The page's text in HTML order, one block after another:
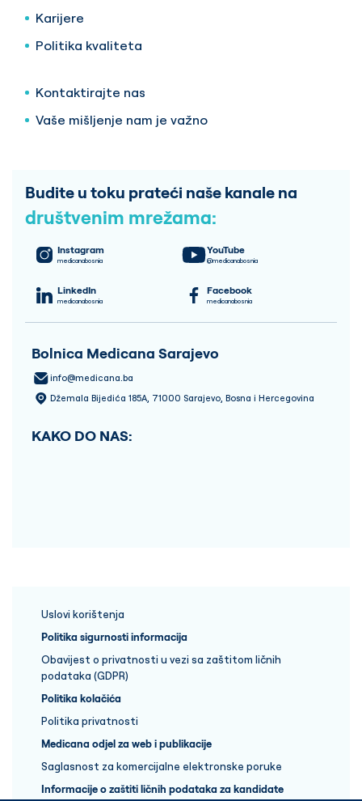
Karijere
Politika kvaliteta
Kontaktirajte nas
Vaše mišljenje nam je važno
Budite u toku prateći naše kanale na
društvenim mrežama:
Instagram
medicanabosnia
YouTube
@medicanabosnia
LinkedIn
medicanabosnia
Facebook
medicanabosnia
Bolnica Medicana Sarajevo
info@medicana.ba
Džemala Bijedića 185A, 71000 Sarajevo, Bosna i Hercegovina
KAKO DO NAS:
Uslovi korištenja
Politika sigurnosti informacija
Obavijest o privatnosti u vezi sa zaštitom ličnih
podataka (GDPR)
Politika kolačića
Politika privatnosti
Medicana odjel za web i publikacije
Saglasnost za komercijalne elektronske poruke
Informacije o zaštiti ličnih podataka za kandidate